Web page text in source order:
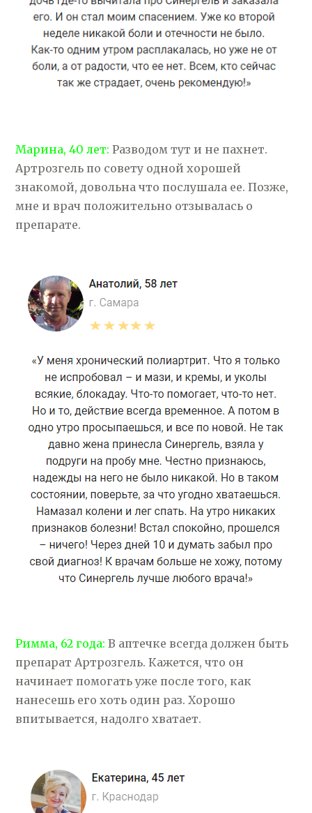
Марина, 40 лет: Разводом тут и не пахнет.
Артрозгель по совету одной хорошей
знакомой, довольна что послушала ее. Позже,
мне и врач положительно отзывалась о
препарате.
Римма, 62 года: В аптечке всегда должен быть
препарат Артрозгель. Кажется, что он
начинает помогать уже после того, как
нанесешь его хоть один раз. Хорошо
впитывается, надолго хватает.